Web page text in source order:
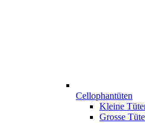
Cellophantüten
Kleine
Grosse